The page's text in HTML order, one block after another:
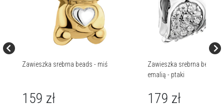
Zawieszka srebrna beads - miś
159 zł
Zawieszka srebrna beads
emalią - ptaki
179 zł